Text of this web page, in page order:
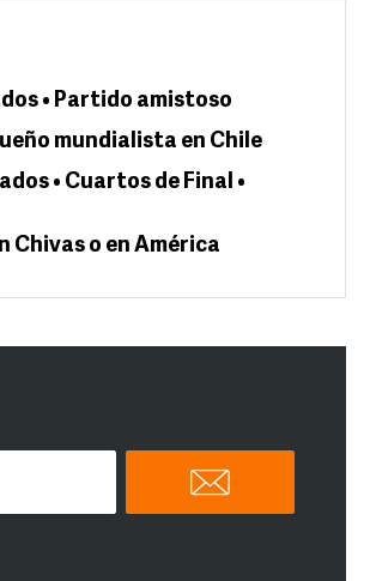
• Partido amistoso
mundialista en Chile
• Cuartos de Final •
Chivas o en América